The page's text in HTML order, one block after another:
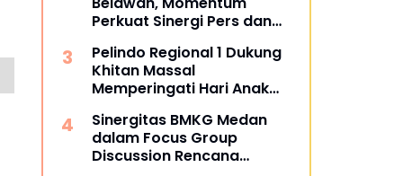
Perkuat Sinergi Pers dan
Pelindo Regional 1 Dukung
Khitan Massal
Memperingati Hari Anak
Sinergitas BMKG Medan
dalam Focus Group
Discussion Rencana